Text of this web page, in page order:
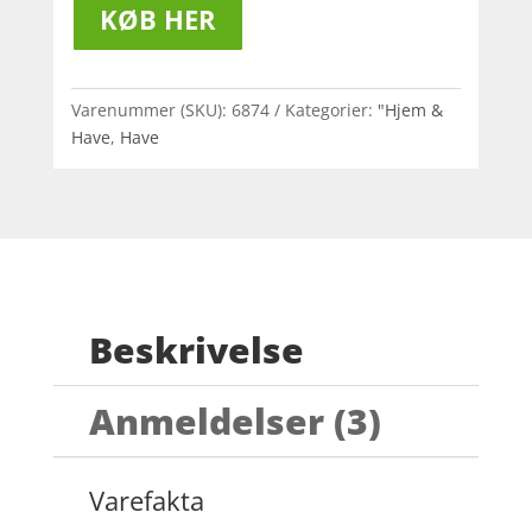
KØB HER
Varenummer (SKU): 6874 Kategorier: "Hjem &
Have, Have
Beskrivelse
Anmeldelser (3)
Varefakta